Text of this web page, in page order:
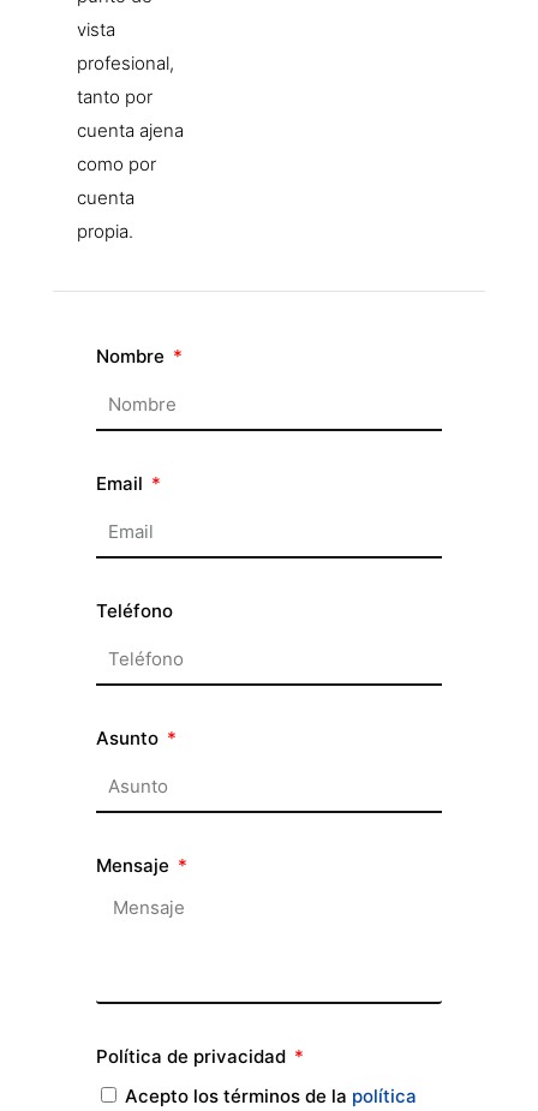
vista
profesional,
tanto por
cuenta ajena
como por
cuenta
propia.
Nombre
Email
Teléfono
Asunto
Mensaje
Política de privacidad
Acepto los términos de la política